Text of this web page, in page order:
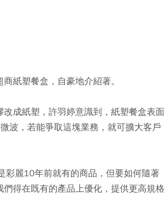
紙塑餐盒，自豪地介紹著。
成紙塑，許羽婷意識到，紙塑餐盒表面
波，若能爭取這塊業務，就可擴大客戶
彩麗10年前就有的商品，但要如何隨著
得在既有的產品上優化，提供更高規格